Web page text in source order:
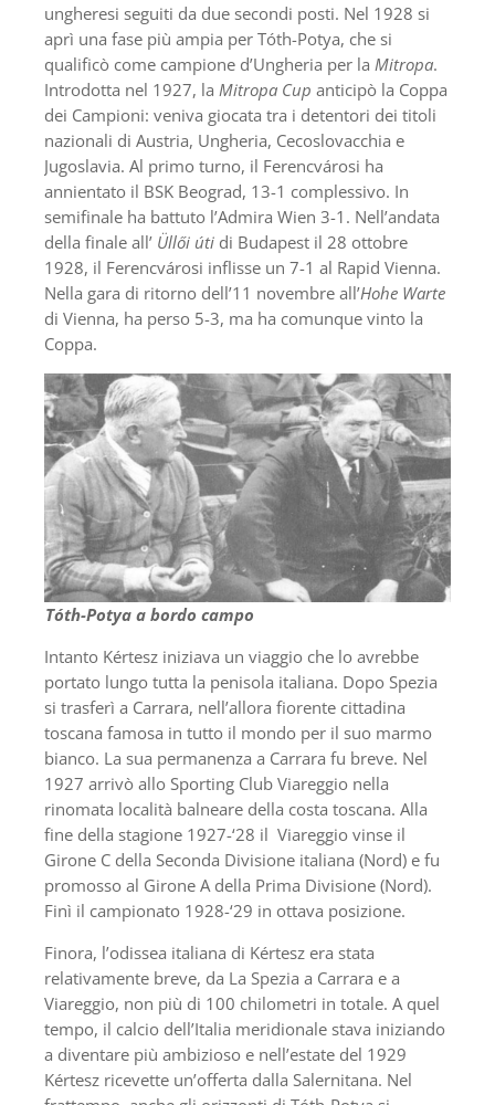
ungheresi seguiti da due secondi posti. Nel 1928 si
aprì una fase più ampia per Tóth-Potya, che si
qualificò come campione d’Ungheria per la Mitropa.
Introdotta nel 1927, la Mitropa Cup anticipò la Coppa
dei Campioni: veniva giocata tra i detentori dei titoli
nazionali di Austria, Ungheria, Cecoslovacchia e
Jugoslavia. Al primo turno, il Ferencvárosi ha
annientato il BSK Beograd, 13-1 complessivo. In
semifinale ha battuto l’Admira Wien 3-1. Nell’andata
della finale all’ Üllői úti di Budapest il 28 ottobre
1928, il Ferencvárosi inflisse un 7-1 al Rapid Vienna.
Nella gara di ritorno dell’11 novembre all’Hohe Warte
di Vienna, ha perso 5-3, ma ha comunque vinto la
Coppa.
Tóth-Potya a bordo campo
Intanto Kértesz iniziava un viaggio che lo avrebbe
portato lungo tutta la penisola italiana. Dopo Spezia
si trasferì a Carrara, nell’allora fiorente cittadina
toscana famosa in tutto il mondo per il suo marmo
bianco. La sua permanenza a Carrara fu breve. Nel
1927 arrivò allo Sporting Club Viareggio nella
rinomata località balneare della costa toscana. Alla
fine della stagione 1927-‘28 il Viareggio vinse il
Girone C della Seconda Divisione italiana (Nord) e fu
promosso al Girone A della Prima Divisione (Nord).
Finì il campionato 1928-‘29 in ottava posizione.
Finora, l’odissea italiana di Kértesz era stata
relativamente breve, da La Spezia a Carrara e a
Viareggio, non più di 100 chilometri in totale. A quel
tempo, il calcio dell’Italia meridionale stava iniziando
a diventare più ambizioso e nell’estate del 1929
Kértesz ricevette un’offerta dalla Salernitana. Nel